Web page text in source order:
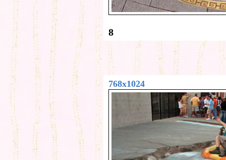
8
768x1024